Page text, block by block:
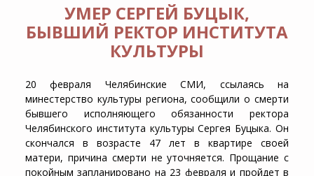
УМЕР СЕРГЕЙ БУЦЫК,
БЫВШИЙ РЕКТОР ИНСТИТУТА
КУЛЬТУРЫ
20 февраля Челябинские СМИ, ссылаясь на
минестерство культуры региона, сообщили о смерти
бывшего исполняющего обязанности ректора
Челябинского института культуры Сергея Буцыка. Он
скончался в возрасте 47 лет в квартире своей
матери, причина смерти не уточняется. Прощание с
покойным запланировано на 23 февраля и пройдет в